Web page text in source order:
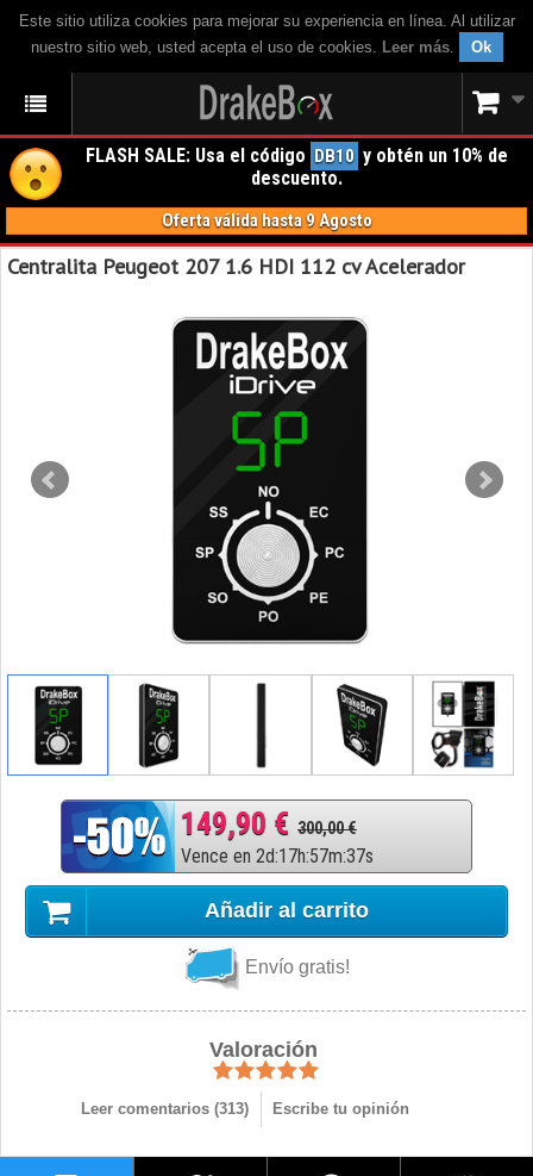
Este sitio utiliza cookies para mejorar su experiencia en línea. Al utilizar
nuestro sitio web, usted acepta el uso de cookies. Leer más. Ok
FLASH SALE: Usa el código DB10 y obtén un 10% de
descuento.
Oferta válida hasta 9 Agosto
Centralita Peugeot 207 1.6 HDI 112 cv Acelerador
149,90 € 300,00 €
Vence en 2d:17h:57m:36s
Añadir al carrito
Envío gratis!
Valoración
Leer comentarios (313) Escribe tu opinión